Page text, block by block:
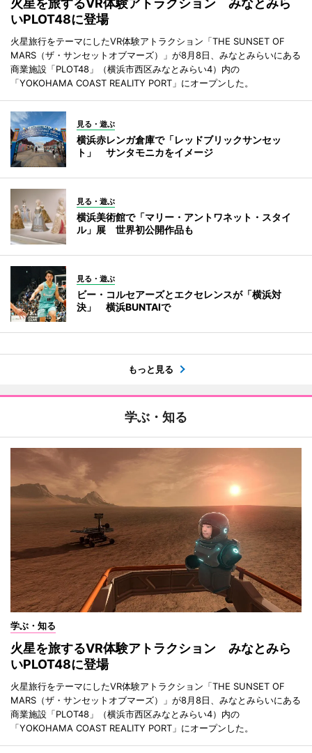
火星を旅するVR体験アトラクション みなとみら
いPLOT48に登場
火星旅行をテーマにしたVR体験アトラクション「THE SUNSET OF
MARS（ザ・サンセットオブマーズ）」が8月8日、みなとみらいにある
商業施設「PLOT48」（横浜市西区みなとみらい4）内の
「YOKOHAMA COAST REALITY PORT」にオープンした。
見る・遊ぶ
横浜赤レンガ倉庫で「レッドブリックサンセッ
ト」 サンタモニカをイメージ
見る・遊ぶ
横浜美術館で「マリー・アントワネット・スタイ
ル」展 世界初公開作品も
見る・遊ぶ
ビー・コルセアーズとエクセレンスが「横浜対
決」 横浜BUNTAIで
もっと見る
学ぶ・知る
学ぶ・知る
火星を旅するVR体験アトラクション みなとみら
いPLOT48に登場
火星旅行をテーマにしたVR体験アトラクション「THE SUNSET OF
MARS（ザ・サンセットオブマーズ）」が8月8日、みなとみらいにある
商業施設「PLOT48」（横浜市西区みなとみらい4）内の
「YOKOHAMA COAST REALITY PORT」にオープンした。